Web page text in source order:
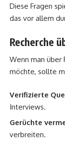
Diese Fragen
das vor allem
Recherche
Wenn man über
möchte, sollte
Verifizierte
Interviews.
Gerüchte
verbreiten.